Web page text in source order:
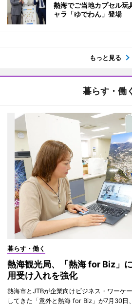
熱海でご当地カプセル
ャラ「ゆでわん」登場
もっと見る
暮らす・働
暮らす・働く
熱海観光局、「熱海 for Biz」
用受け入れを強化
熱海市とJTBが企業向けビジネス・ワーケ
してきた「意外と熱海 for Biz」が7月30日